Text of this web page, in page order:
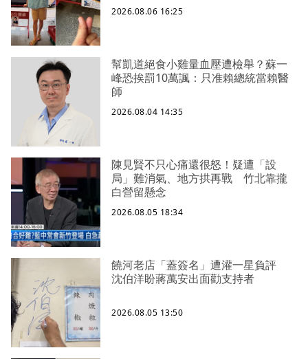
2026.08.06 16:25
幫凱道絕食小雞量血壓遭檢舉？蘇一
峰恐挨罰10萬諷：只准賴總統當賴醫
師
2026.08.04 14:35
陳見賢不只心痛還很怒！疑遭「設
局」難消氣、地方拱再戰 竹北靠攏
白營留懸念
2026.08.05 18:34
饒河老店「蓋簽名」遭灌一星負評
沈伯洋盼蔣萬安出面勸支持者
2026.08.05 13:50